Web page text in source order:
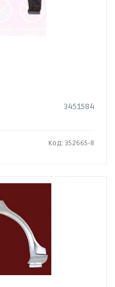
3451584
Код: 352665-8